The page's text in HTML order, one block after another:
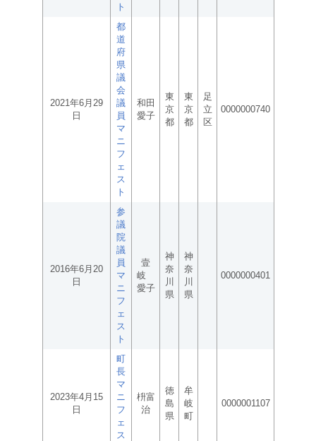
ト
2021年6月29
日
都
道
府
県
議
会
議
員
マ
ニ
フ
ェ
ス
ト
和田
愛子
東
京
都
東
京
都
足
立
区
0000000740
2016年6月20
日
参
議
院
議
員
マ
ニ
フ
ェ
ス
ト
壹
岐
愛子
神
奈
川
県
神
奈
川
県
0000000401
2023年4月15
日
町
長
マ
ニ
フ
ェ
ス
枡富
治
徳
島
県
牟
岐
町
0000001107